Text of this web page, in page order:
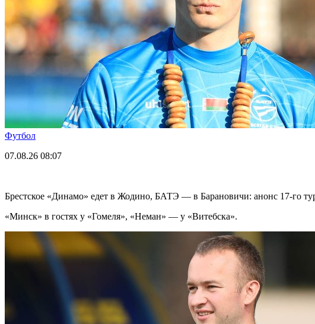
Футбол
07.08.26 08:07
Брестское «Динамо» едет в Жодино, БАТЭ — в Барановичи: анонс 17-го
«Минск» в гостях у «Гомеля», «Неман» — у «Витебска».